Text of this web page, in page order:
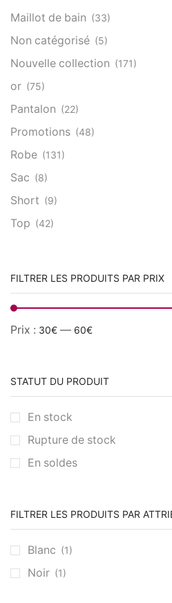
Maillot de bain (33)
Non catégorisé (5)
Nouvelle collection (171)
or (75)
Pantalon (22)
Promotions (48)
Robe (131)
Sac (8)
Short (9)
Top (42)
FILTRER LES PRODUITS PAR PRIX
Prix : 30€ — 60€
STATUT DU PRODUIT
En stock
Rupture de stock
En soldes
FILTRER LES PRODUITS PAR
Blanc (1)
Noir (1)